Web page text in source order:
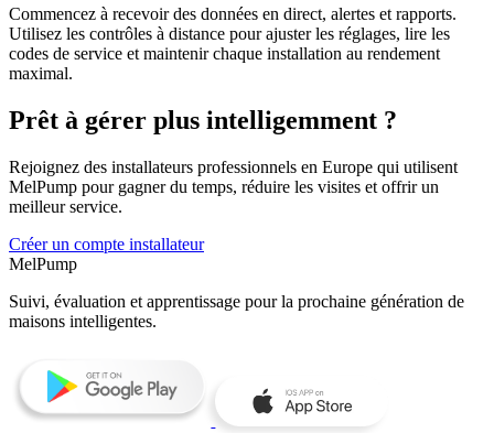
Commencez à recevoir des données en direct, alertes et rapports.
Utilisez les contrôles à distance pour ajuster les réglages, lire les
codes de service et maintenir chaque installation au rendement
maximal.
Prêt à gérer plus intelligemment ?
Rejoignez des installateurs professionnels en Europe qui utilisent
MelPump pour gagner du temps, réduire les visites et offrir un
meilleur service.
Créer un compte installateur
MelPump
Suivi, évaluation et apprentissage pour la prochaine génération de
maisons intelligentes.